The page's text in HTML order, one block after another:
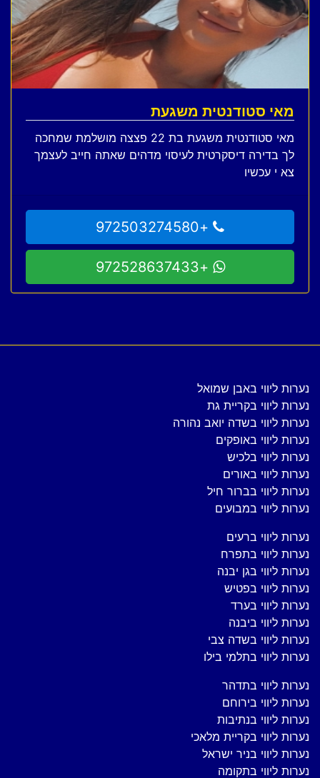
מאי סטודנטית משגעת
מאי סטודנטית משגעת בת 22 פצצה מושלמת שמחכה
לך בדירה דיסקרטית לעיסוי מדהים שאתה חייב לעצמך
צא י עכשיו
+972503274580
+972528637433
נערות ליווי באבן שמואל
נערות ליווי בקריית גת
נערות ליווי בשדה יואב נהורה
נערות ליווי באופקים
נערות ליווי בלכיש
נערות ליווי באורים
נערות ליווי בברור חיל
נערות ליווי במבועים
נערות ליווי ברעים
נערות ליווי בתפרח
נערות ליווי בגן יבנה
נערות ליווי בפטיש
נערות ליווי בערד
נערות ליווי ביבנה
נערות ליווי בשדה צבי
נערות ליווי בתלמי בילו
נערות ליווי בתדהר
נערות ליווי בירוחם
נערות ליווי בנתיבות
נערות ליווי בקריית מלאכי
נערות ליווי בניר ישראל
נערות ליווי בתקומה